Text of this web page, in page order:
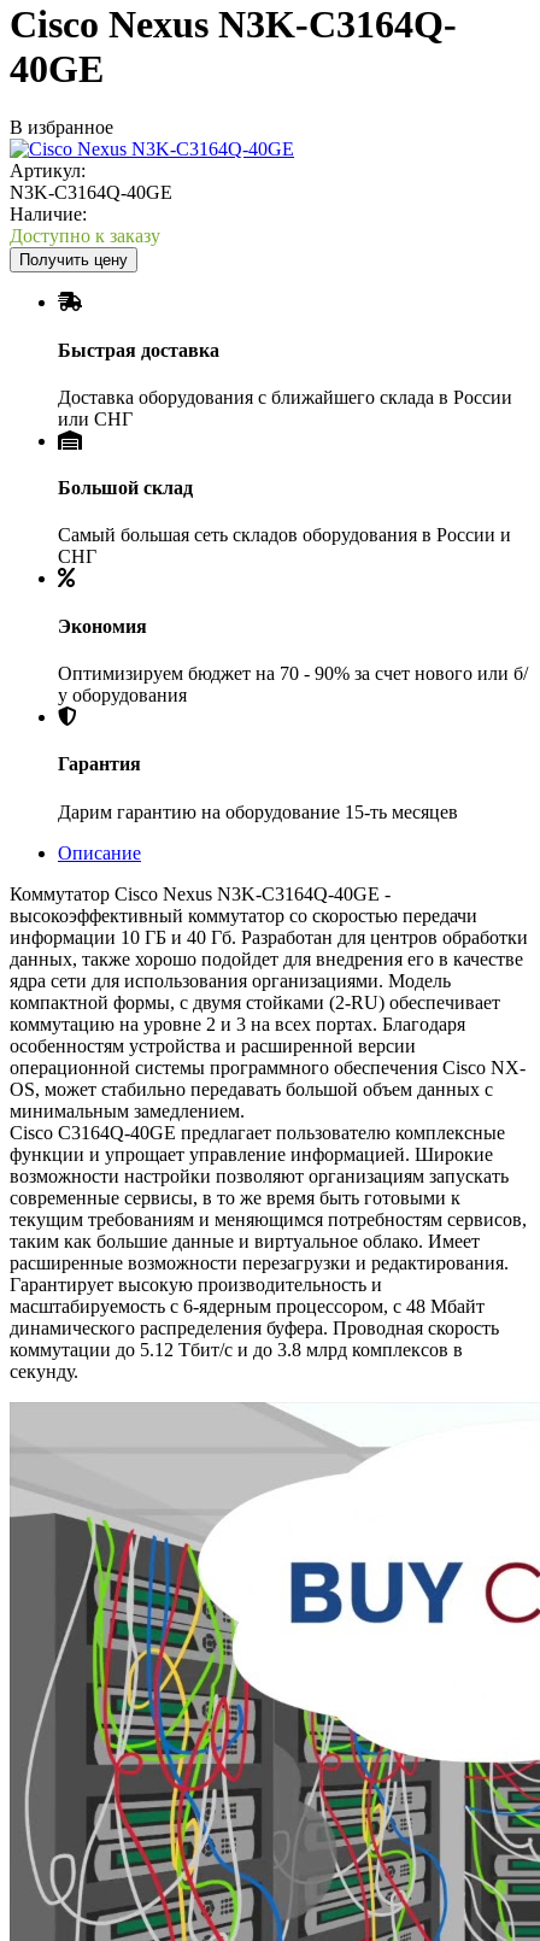
Cisco Nexus N3K-C3164Q-
40GE
В избранное
Артикул:
N3K-C3164Q-40GE
Наличие:
Доступно к заказу
Получить цену
Быстрая доставка
Доставка оборудования с ближайшего склада в России
или СНГ
Большой склад
Самый большая сеть складов оборудования в России и
СНГ
Экономия
Оптимизируем бюджет на 70 - 90% за счет нового или б/
у оборудования
Гарантия
Дарим гарантию на оборудование 15-ть месяцев
Описание
Коммутатор Cisco Nexus N3K-C3164Q-40GE -
высокоэффективный коммутатор со скоростью передачи
информации 10 ГБ и 40 Гб. Разработан для центров обработки
данных, также хорошо подойдет для внедрения его в качестве
ядра сети для использования организациями. Модель
компактной формы, с двумя стойками (2-RU) обеспечивает
коммутацию на уровне 2 и 3 на всех портах. Благодаря
особенностям устройства и расширенной версии
операционной системы программного обеспечения Cisco NX-
OS, может стабильно передавать большой объем данных с
минимальным замедлением.
Cisco C3164Q-40GE предлагает пользователю комплексные
функции и упрощает управление информацией. Широкие
возможности настройки позволяют организациям запускать
современные сервисы, в то же время быть готовыми к
текущим требованиям и меняющимся потребностям сервисов,
таким как большие данные и виртуальное облако. Имеет
расширенные возможности перезагрузки и редактирования.
Гарантирует высокую производительность и
масштабируемость с 6-ядерным процессором, с 48 Мбайт
динамического распределения буфера. Проводная скорость
коммутации до 5.12 Тбит/с и до 3.8 млрд комплексов в
секунду.